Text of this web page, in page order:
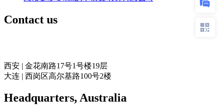
Contact us
西安 | 金花南路17号1号楼19层
大连 | 西岗区高尔基路100号2楼
Headquarters​, Australia